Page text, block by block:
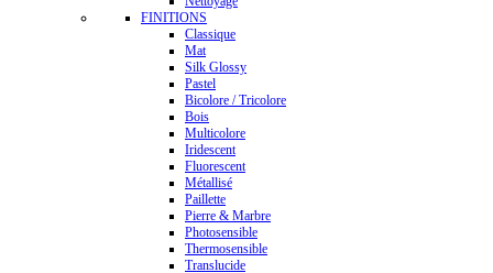
FINITIONS
Classique
Mat
Silk Glossy
Pastel
Bicolore / Tricolore
Bois
Multicolore
Iridescent
Fluorescent
Métallisé
Paillette
Pierre & Marbre
Photosensible
Thermosensible
Translucide